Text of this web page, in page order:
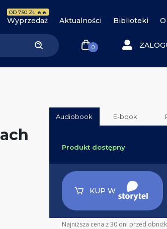
Wyprzedaż
OD 7.50 ZŁ 🔥🔥
Aktualności Biblioteki
0
Audiobook E-book
Produkt dostępny
KUP W
Najniższa cena z 30 dni przed